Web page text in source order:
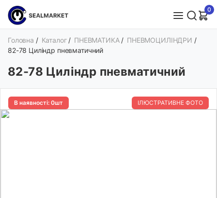
0
Головна / Каталог / ПНЕВМАТИКА / ПНЕВМОЦИЛІНДРИ /
82-78 Циліндр пневматичний
82-78 Циліндр пневматичний
В наявності: 0шт ІЛЮСТРАТИВНЕ ФОТО